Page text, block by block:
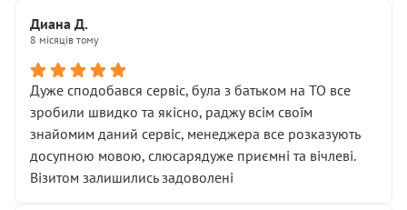
Диана Д.
8 місяців тому
Дуже сподобався сервіс, була з батьком на ТО все
зробили швидко та якісно, раджу всім своїм
знайомим даний сервіс, менеджера все розказують
досупною мовою, слюсарядуже приємні та вічлеві.
Візитом залишились задоволені